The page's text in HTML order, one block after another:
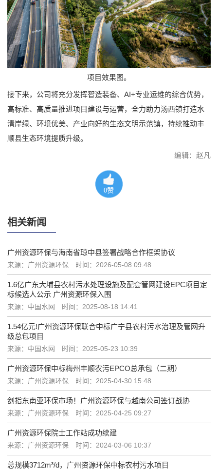
项目效果图。
接下来，公司将充分发挥智造装备、AI+专业运维的综合优势，
高标准、高质量推进项目建设与运营，全力助力汤西镇打造水
清岸绿、环境优美、产业向好的生态文明示范镇，持续推动丰
顺县生态环境提质升级。
编辑：赵凡
0赞
相关新闻
广州资源环保与海南省琼中县签署战略合作框架协议
来源：广州资源环保 时间：2026-05-08 09:48
1.6亿广东大埔县农村污水处理设施及配套管网建设EPC项目定
标候选人公示 广州资源环保入围
来源：中国水网 时间：2025-08-18 14:41
1.54亿元!广州资源环保联合中标广宁县农村污水治理及管网升
级总包项目
来源：中国水网 时间：2025-05-23 10:39
广州资源环保中标梅州丰顺农污EPCO总承包（二期）
来源：广州资源环保 时间：2025-04-30 15:48
剑指东南亚环保市场！广州资源环保与越南公司签订战协
来源：广州资源环保 时间：2025-04-25 09:27
广州资源环保院士工作站成功续建
来源：广州资源环保 时间：2024-03-06 10:37
总规模3712m³/d，广州资源环保中标农村污水项目